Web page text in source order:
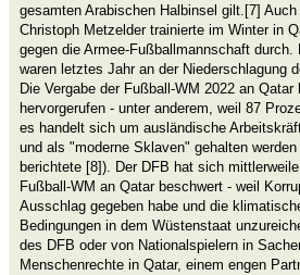
gesamten Arabischen Halbinsel gilt.[7]
Christoph Metzelder trainierte im Winter in
gegen die Armee-Fußballmannschaft
waren letztes Jahr an der Niederschlagung
Die Vergabe der Fußball-WM 2022 an
hervorgerufen - unter anderem, weil 87
es handelt sich um ausländische
und als "moderne Sklaven" gehalten
berichtete [8]). Der DFB hat sich
Fußball-WM an Qatar beschwert - weil
Ausschlag gegeben habe und die
Bedingungen in dem Wüstenstaat
des DFB oder von Nationalspielern in
Menschenrechte in Qatar, einem engen